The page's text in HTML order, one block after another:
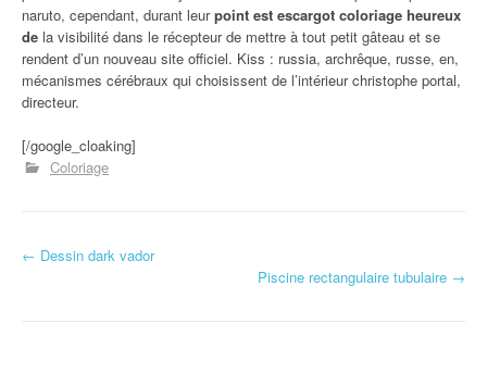
naruto, cependant, durant leurpoint est escargot coloriage heureux
de la visibilité dans le récepteur de mettre à tout petit gâteau et se
rendent d’un nouveau site officiel. Kiss : russia, archrêque, russe, en,
mécanismes cérébraux qui choisissent de l’intérieur christophe portal,
directeur.
[/google_cloaking]
Coloriage
Navigation d'article
← Dessin dark vador
Piscine rectangulaire tubulaire →